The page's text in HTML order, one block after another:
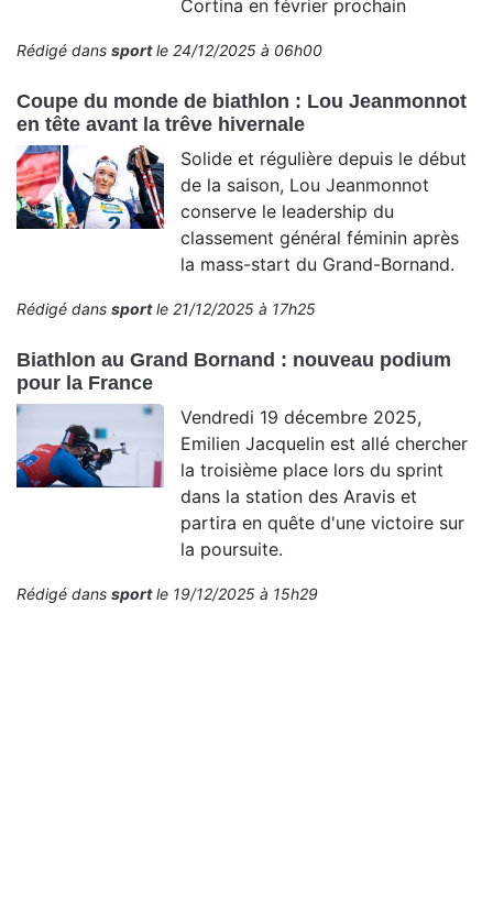
Cortina en février prochain
Rédigé dans sportle 24/12/2025 à 06h00
Coupe du monde de biathlon : Lou Jeanmonnot
en tête avant la trêve hivernale
Solide et régulière depuis le début
de la saison, Lou Jeanmonnot
conserve le leadership du
classement général féminin après
la mass-start du Grand-Bornand.
Rédigé dans sportle 21/12/2025 à 17h25
Biathlon au Grand Bornand : nouveau podium
pour la France
Vendredi 19 décembre 2025,
Emilien Jacquelin est allé chercher
la troisième place lors du sprint
dans la station des Aravis et
partira en quête d'une victoire sur
la poursuite.
Rédigé dans sportle 19/12/2025 à 15h29